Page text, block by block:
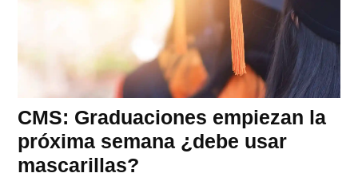
CMS: Graduaciones empiezan la
próxima semana ¿debe usar
mascarillas?